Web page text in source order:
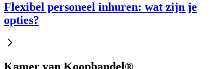
Flexibel personeel inhuren: wat zijn je
opties?